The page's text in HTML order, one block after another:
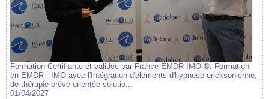
Formation Certifiante et validée par France EMDR IMO ®. Formation
en EMDR - IMO avec l'Intégration d'éléments d'hypnose ericksonienne,
de thérapie brève orientée solutio...
01/04/2027